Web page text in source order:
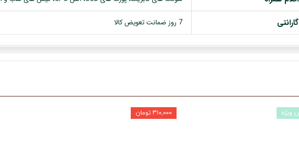
گارانتی 7 روز ضمانت تعویض کالا
۳۱۰,۰۰۰ تومان ویژه